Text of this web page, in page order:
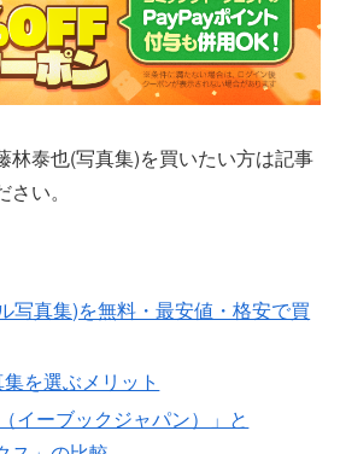
林泰也(写真集)を買いたい方は記事
い。
写真集)を無料・最安値・格安で買
を選ぶメリット
イーブックジャパン）」と